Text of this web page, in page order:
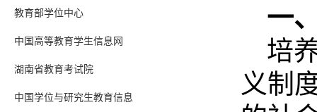
教育部学位中心
中国高等教育学生信息网
湖南省教育考试院
中国学位与研究生教育信息
一
培
义制